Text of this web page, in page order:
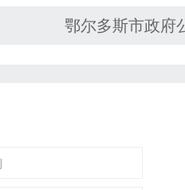
鄂尔多斯市政府